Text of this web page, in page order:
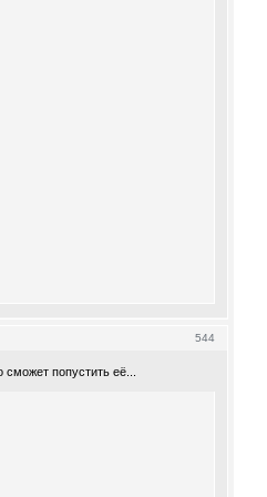
544
попустить её...